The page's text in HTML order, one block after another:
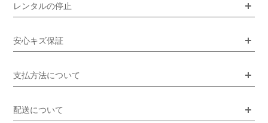
レンタルの停止
安心キズ保証
支払方法について
配送について